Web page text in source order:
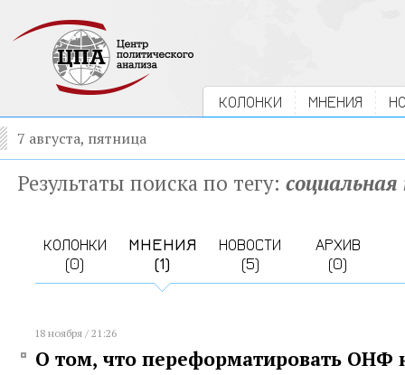
КОЛОНКИ МНЕНИЯ
7 августа, пятница
Результаты поиска по тегу:
КОЛОНКИ
(0)
МНЕНИЯ
(1)
НОВОСТИ
(5)
АРХИВ
(0)
18 ноября / 21:26
О том, что переформатировать ОНФ